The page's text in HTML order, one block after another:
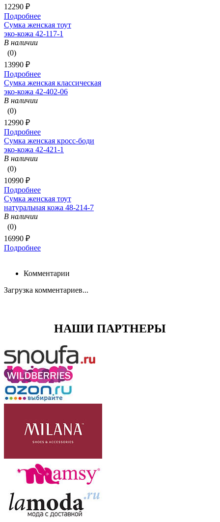
12290 ₽
Подробнее
Сумка женская тоут
эко-кожа 42-117-1
В наличии
(0)
13990 ₽
Подробнее
Сумка женская классическая
эко-кожа 42-402-06
В наличии
(0)
12990 ₽
Подробнее
Сумка женская кросс-боди
эко-кожа 42-421-1
В наличии
(0)
10990 ₽
Подробнее
Сумка женская тоут
натуральная кожа 48-214-7
В наличии
(0)
16990 ₽
Подробнее
Комментарии
Загрузка комментариев...
НАШИ ПАРТНЕРЫ